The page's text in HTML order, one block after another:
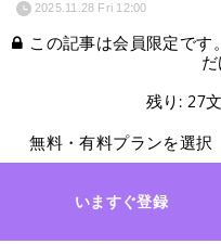
2025.11.28 Fri 12:00
この記事は会員限定で
だ
残り: 27
無料・有料プランを選択
いますぐ登録